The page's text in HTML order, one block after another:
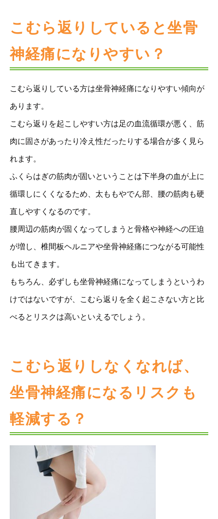
こむら返りしていると坐骨
神経痛になりやすい？
こむら返りしている方は坐骨神経痛になりやすい傾向が
あります。
こむら返りを起こしやすい方は足の血流循環が悪く、筋
肉に固さがあったり冷え性だったりする場合が多く見ら
れます。
ふくらはぎの筋肉が固いということは下半身の血が上に
循環しにくくなるため、太ももやでん部、腰の筋肉も硬
直しやすくなるのです。
腰周辺の筋肉が固くなってしまうと骨格や神経への圧迫
が増し、椎間板ヘルニアや坐骨神経痛につながる可能性
も出てきます。
もちろん、必ずしも坐骨神経痛になってしまうというわ
けではないですが、こむら返りを全く起こさない方と比
べるとリスクは高いといえるでしょう。
こむら返りしなくなれば、
坐骨神経痛になるリスクも
軽減する？